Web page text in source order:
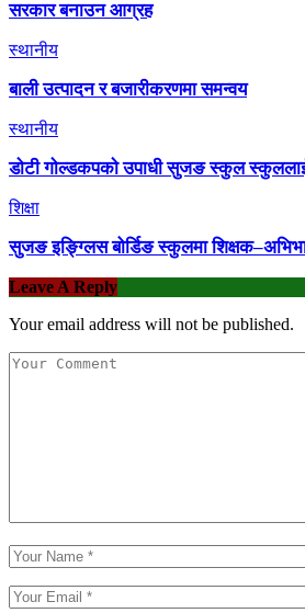
सरकार बनाउन आग्रह
स्थानीय
बाली उत्पादन र बजारीकरणमा समन्वय
स्थानीय
डाेटी गाेल्डकपकाे उपाधी सुजङ स्कुल
शिक्षा
सुजङ इङ्ग्लिस बोर्डिङ स्कुलमा
Leave A Reply
Your email address will not be published.